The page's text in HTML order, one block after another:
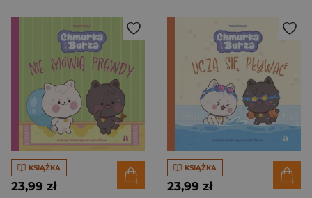
KSIĄŻKA
23,99 zł
KSIĄŻKA
23,99 zł